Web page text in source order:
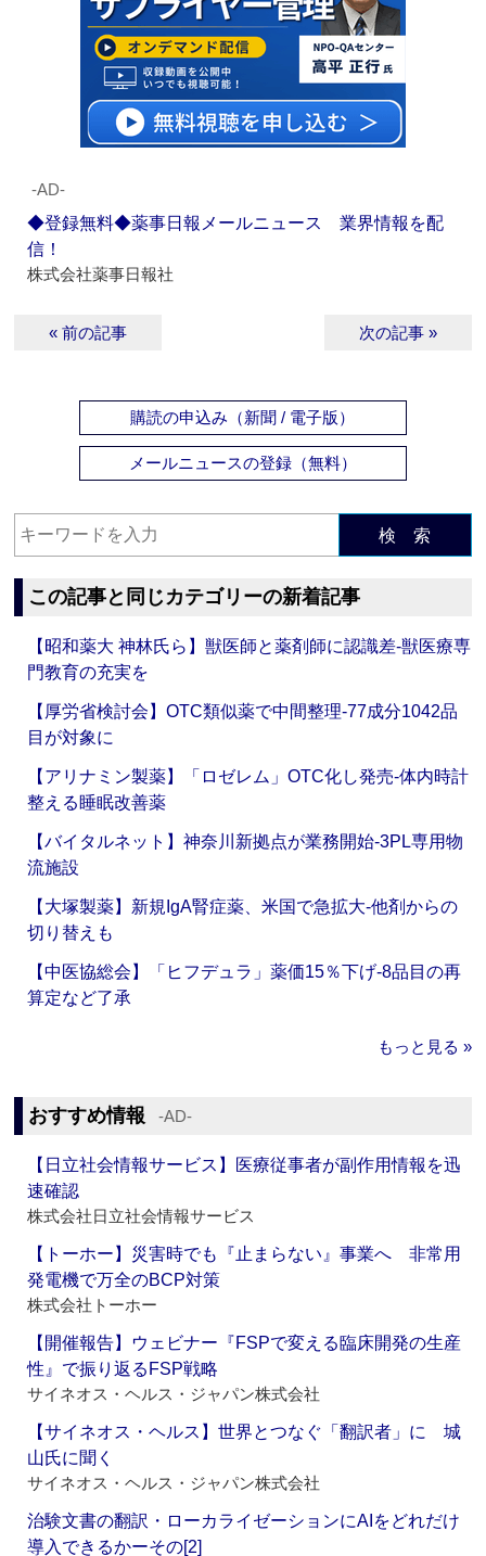
‐AD‐
◆登録無料◆薬事日報メールニュース 業界情報を配
信！
株式会社薬事日報社
« 前の記事 次の記事 »
購読の申込み（新聞 / 電子版）
メールニュースの登録（無料）
検 索
この記事と同じカテゴリーの新着記事
【昭和薬大 神林氏ら】獣医師と薬剤師に認識差‐獣医療専
門教育の充実を
【厚労省検討会】OTC類似薬で中間整理‐77成分1042品
目が対象に
【アリナミン製薬】「ロゼレム」OTC化し発売‐体内時計
整える睡眠改善薬
【バイタルネット】神奈川新拠点が業務開始‐3PL専用物
流施設
【大塚製薬】新規IgA腎症薬、米国で急拡大‐他剤からの
切り替えも
【中医協総会】「ヒフデュラ」薬価15％下げ‐8品目の再
算定など了承
もっと見る »
おすすめ情報 ‐AD‐
【日立社会情報サービス】医療従事者が副作用情報を迅
速確認
株式会社日立社会情報サービス
【トーホー】災害時でも『止まらない』事業へ 非常用
発電機で万全のBCP対策
株式会社トーホー
【開催報告】ウェビナー『FSPで変える臨床開発の生産
性』で振り返るFSP戦略
サイネオス・ヘルス・ジャパン株式会社
【サイネオス・ヘルス】世界とつなぐ「翻訳者」に 城
山氏に聞く
サイネオス・ヘルス・ジャパン株式会社
治験文書の翻訳・ローカライゼーションにAIをどれだけ
導入できるかーその[2]